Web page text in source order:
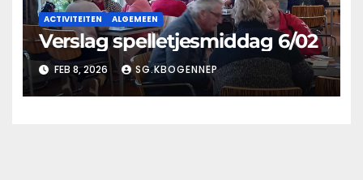
ACTIVITEITEN ALGEMEEN
Verslag spelletjesmiddag 6/02
FEB 8, 2026 SG.KBOGENNEP